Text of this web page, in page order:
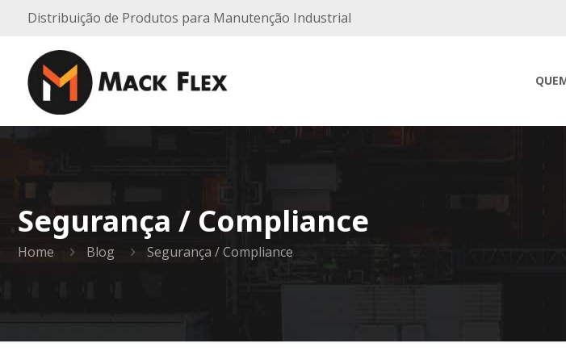
Distribuição de Produtos para Manutenção Industrial
Segurança / Compliance
Home Blog Segurança / Compliance